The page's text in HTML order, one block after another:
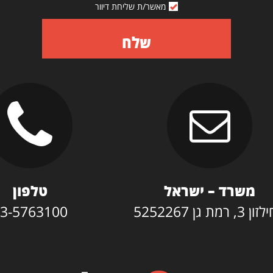
מאשר/ת שליחת דיוור
שלח
משרד – ישראל
גן 5252267
טלפון
5763100